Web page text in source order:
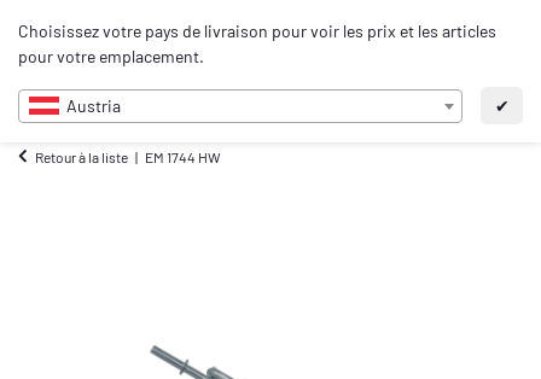
Choisissez votre pays de livraison pour voir les prix et les articles
pour votre emplacement.
Austria ✔
FR
Retour à la liste EM 1744 HW